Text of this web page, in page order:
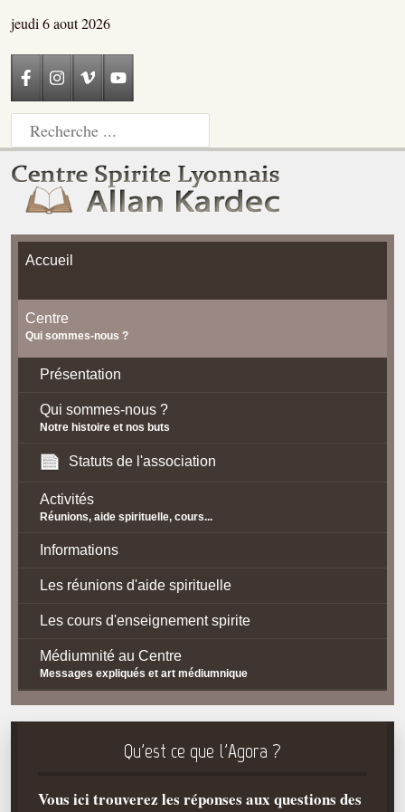
jeudi 6 aout 2026
Accueil
Centre
Qui sommes-nous ?
Présentation
Qui sommes-nous ?
Notre histoire et nos buts
Statuts de l'association
Activités
Réunions, aide spirituelle, cours...
Informations
Les réunions d'aide spirituelle
Les cours d'enseignement spirite
Médiumnité au Centre
Messages expliqués et art médiumnique
Contact / Accès
Plan d'accès
La doctrine Spirite
Qu'est ce que l'Agora ?
Vous ici trouverez les réponses aux questions des